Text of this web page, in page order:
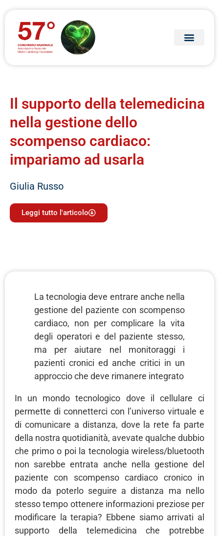
Il supporto della telemedicina
nella gestione dello
scompenso cardiaco:
impariamo ad usarla
Giulia Russo
Leggi tutto l'articolo
La tecnologia deve entrare anche nella
gestione del paziente con scompenso
cardiaco, non per complicare la vita
degli operatori e del paziente stesso,
ma per aiutare nel monitoraggi i
pazienti cronici ed anche critici in un
approccio che deve rimanere integrato
In un mondo tecnologico dove il cellulare ci
permette di connetterci con l’universo virtuale e
di comunicare a distanza, dove la rete fa parte
della nostra quotidianità, avevate qualche dubbio
che primo o poi la tecnologia wireless/bluetooth
non sarebbe entrata anche nella gestione del
paziente con scompenso cardiaco cronico in
modo da poterlo seguire a distanza ma nello
stesso tempo ottenere informazioni preziose per
modificare la terapia? Ebbene siamo arrivati al
supporto della telemedicina che potrebbe